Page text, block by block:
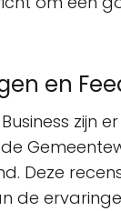
en
zijn
Deze
de